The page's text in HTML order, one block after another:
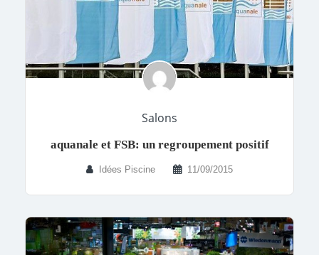
Salons
aquanale et FSB: un regroupement positif
Idées Piscine 11/09/2015